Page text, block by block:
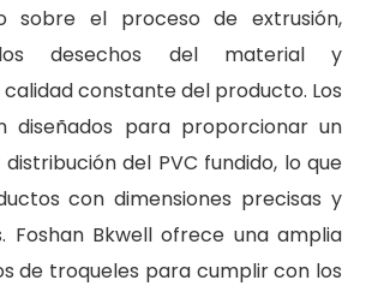
sobre el proceso de extrusión,
los desechos del material y
constante del producto. Los
diseñados para proporcionar un
del PVC fundido, lo que
con dimensiones precisas y
Foshan Bkwell ofrece una amplia
de troqueles para cumplir con los